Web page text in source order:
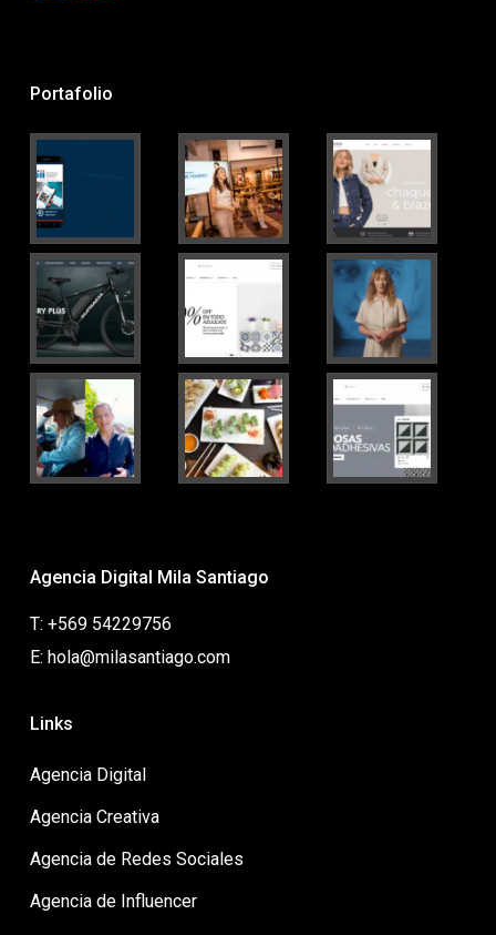
Portafolio
Agencia Digital Mila Santiago
T: +569 54229756
E: hola@milasantiago.com
Links
Agencia Digital
Agencia Creativa
Agencia de Redes Sociales
Agencia de Influencer